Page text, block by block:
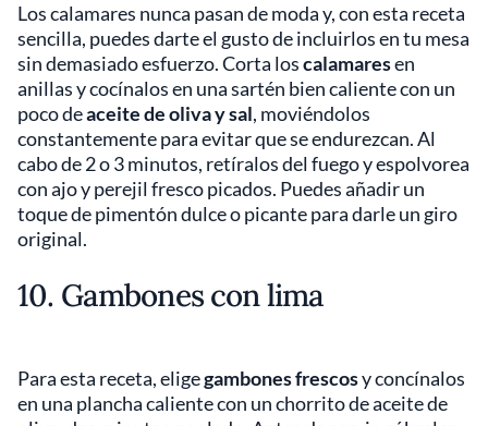
Los calamares nunca pasan de moda y, con esta receta
sencilla, puedes darte el gusto de incluirlos en tu mesa
sin demasiado esfuerzo. Corta loscalamaresen
anillas y cocínalos en una sartén bien caliente con un
poco deaceite de oliva y sal, moviéndolos
constantemente para evitar que se endurezcan. Al
cabo de 2 o 3 minutos, retíralos del fuego y espolvorea
con ajo y perejil fresco picados. Puedes añadir un
toque de pimentón dulce o picante para darle un giro
original.
10. Gambones con lima
Para esta receta, eligegambones frescosy concínalos
en una plancha caliente con un chorrito de aceite de